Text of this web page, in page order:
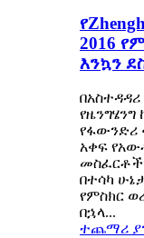
2016
እንኳን
በአስተዳዳሪ
የፋውንድሪ
አቀፍ
በተሳካ
የምስክር
በኋላ...
ተጨማሪ